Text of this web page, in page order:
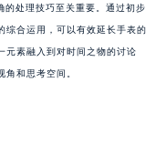
的处理技巧至关重要。通过初步
综合运用，可以有效延长手表的
元素融入到对时间之物的讨论
和思考空间。